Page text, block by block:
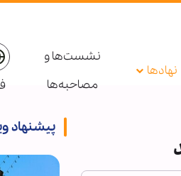
نهادها
نشست‌ها و
مصاحبه‌ها
پیشنهاد